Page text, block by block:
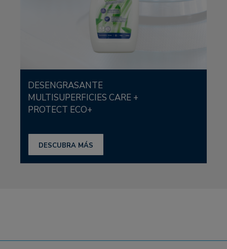
DESENGRASANTE
MULTISUPERFICIES CARE +
PROTECT ECO+
DESCUBRA MÁS